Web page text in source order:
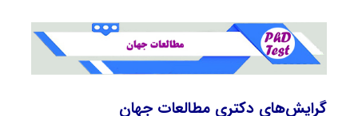
گرایش‌های دکتری مطالعات جهان